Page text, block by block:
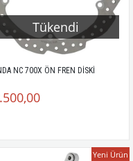
Tükendi
NC 700X ÖN FREN DİSKİ
Yeni Ürün